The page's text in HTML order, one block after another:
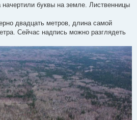
начертили буквы на земле. Лиственницы
двадцать метров, длина самой
Сейчас надпись можно разглядеть